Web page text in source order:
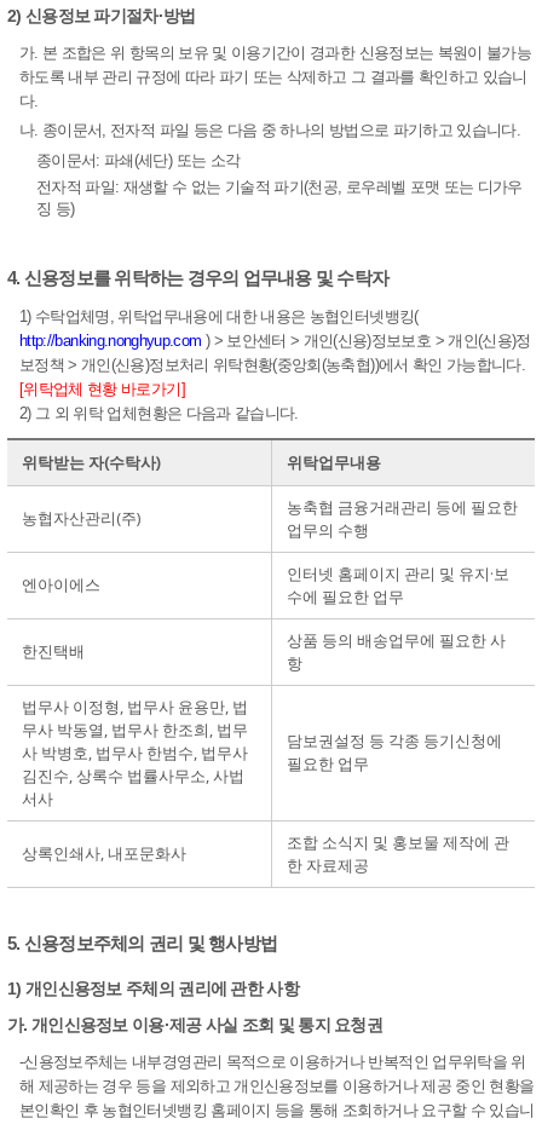
2) 신용정보 파기절차·방법
가. 본 조합은 위 항목의 보유 및 이용기간이 경과한 신용정보는 복원이 불가능
하도록 내부 관리 규정에 따라 파기 또는 삭제하고 그 결과를 확인하고 있습니
다.
나. 종이문서, 전자적 파일 등은 다음 중 하나의 방법으로 파기하고 있습니다.
종이문서: 파쇄(세단) 또는 소각
전자적 파일: 재생할 수 없는 기술적 파기(천공, 로우레벨 포맷 또는 디가우
징 등)
4. 신용정보를 위탁하는 경우의 업무내용 및 수탁자
1) 수탁업체명, 위탁업무내용에 대한 내용은 농협인터넷뱅킹(
http://banking.nonghyup.com ) > 보안센터 > 개인(신용)정보보호 > 개인(신용)정
보정책 > 개인(신용)정보처리 위탁현황(중앙회(농축협))에서 확인 가능합니다.
[위탁업체 현황 바로가기]
2) 그 외 위탁 업체현황은 다음과 같습니다.
위탁받는 자(수탁사) 위탁업무내용
농협자산관리(주)
농축협 금융거래관리 등에 필요한
업무의 수행
엔아이에스
인터넷 홈페이지 관리 및 유지·보
수에 필요한 업무
한진택배
상품 등의 배송업무에 필요한 사
항
법무사 이정형, 법무사 윤용만, 법
무사 박동열, 법무사 한조희, 법무
사 박병호, 법무사 한범수, 법무사
김진수, 상록수 법률사무소, 사법
서사
담보권설정 등 각종 등기신청에
필요한 업무
상록인쇄사, 내포문화사
조합 소식지 및 홍보물 제작에 관
한 자료제공
5. 신용정보주체의 권리 및 행사방법
1) 개인신용정보 주체의 권리에 관한 사항
가. 개인신용정보 이용·제공 사실 조회 및 통지 요청권
-신용정보주체는 내부경영관리 목적으로 이용하거나 반복적인 업무위탁을 위
해 제공하는 경우 등을 제외하고 개인신용정보를 이용하거나 제공 중인 현황을
본인확인 후 농협인터넷뱅킹 홈페이지 등을 통해 조회하거나 요구할 수 있습니